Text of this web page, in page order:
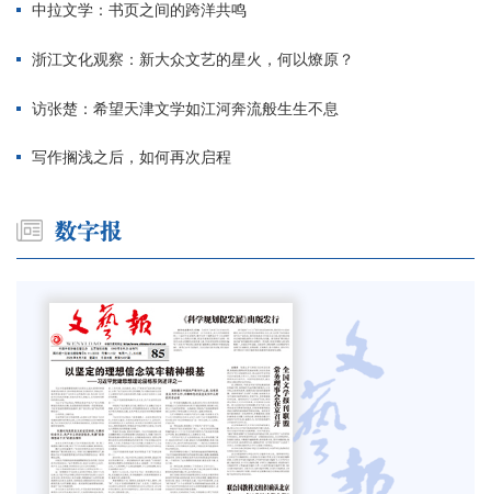
中拉文学：书页之间的跨洋共鸣
浙江文化观察：新大众文艺的星火，何以燎原？
访张楚：希望天津文学如江河奔流般生生不息
写作搁浅之后，如何再次启程